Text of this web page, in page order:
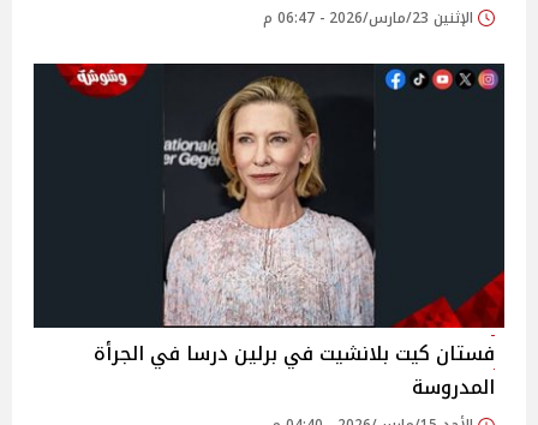
الإثنين 23/مارس/2026 - 06:47 م
فستان كيت بلانشيت في برلين درسا في الجرأة
المدروسة